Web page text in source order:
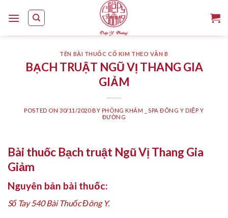
TÊN BÀI THUỐC CỔ KIM THEO VẦN B
BẠCH TRUẬT NGŨ VỊ THANG GIA
GIẢM
POSTED ON 30/11/2020BY PHÒNG KHÁM _ SPA ĐÔNG Y DIỆP Y
ĐƯỜNG
Bài thuốc Bạch truật Ngũ Vị Thang Gia
Giảm
Nguyên bản bài thuốc:
Sổ Tay 540 Bài Thuốc Đông Y.